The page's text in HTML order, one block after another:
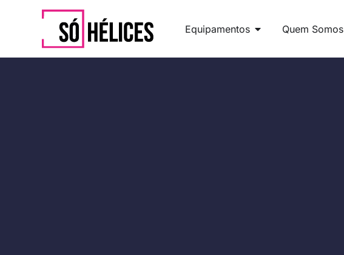
Equipamentos Quem Somos